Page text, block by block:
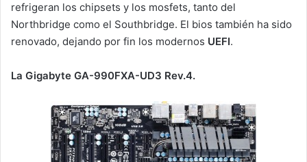
refrigeran los chipsets y los mosfets, tanto del
Northbridge como el Southbridge. El bios también ha sido
renovado, dejando por fin los modernos UEFI.
La Gigabyte GA-990FXA-UD3 Rev.4.